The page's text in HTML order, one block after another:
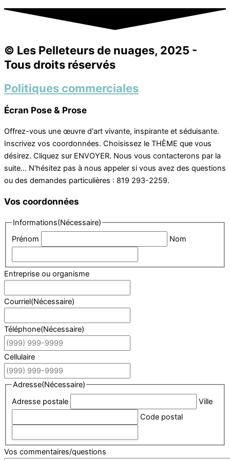
© Les Pelleteurs de nuages, 2025 -
Tous droits réservés
Politiques commerciales
Écran Pose & Prose
Offrez-vous une œuvre d'art vivante, inspirante et séduisante.
Inscrivez vos coordonnées. Choisissez le THÈME que vous
désirez. Cliquez sur ENVOYER. Nous vous contacterons par la
suite... N'hésitez pas à nous appeler si vous avez des questions
ou des demandes particulières : 819 293-2259.
Vos coordonnées
Informations(Nécessaire)
Prénom
Nom
Entreprise ou organisme
Courriel(Nécessaire)
Téléphone(Nécessaire)
Cellulaire
Adresse(Nécessaire)
Adresse postale
Ville
Code postal
Vos commentaires/questions